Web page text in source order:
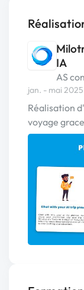
IA
AS
jan. - mai 2025
Réalisation
voyage